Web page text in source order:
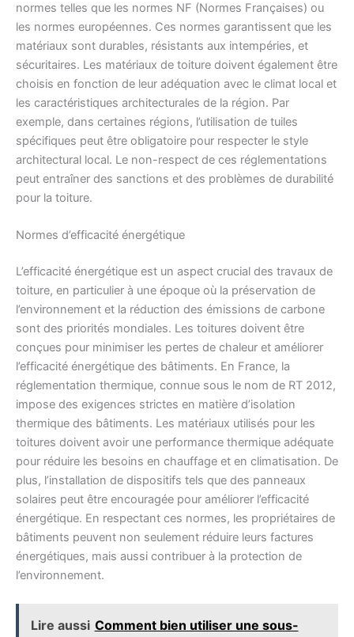
normes telles que les normes NF (Normes Françaises) ou
les normes européennes. Ces normes garantissent que les
matériaux sont durables, résistants aux intempéries, et
sécuritaires. Les matériaux de toiture doivent également être
choisis en fonction de leur adéquation avec le climat local et
les caractéristiques architecturales de la région. Par
exemple, dans certaines régions, l’utilisation de tuiles
spécifiques peut être obligatoire pour respecter le style
architectural local. Le non-respect de ces réglementations
peut entraîner des sanctions et des problèmes de durabilité
pour la toiture.
Normes d’efficacité énergétique
L’efficacité énergétique est un aspect crucial des travaux de
toiture, en particulier à une époque où la préservation de
l’environnement et la réduction des émissions de carbone
sont des priorités mondiales. Les toitures doivent être
conçues pour minimiser les pertes de chaleur et améliorer
l’efficacité énergétique des bâtiments. En France, la
réglementation thermique, connue sous le nom de RT 2012,
impose des exigences strictes en matière d’isolation
thermique des bâtiments. Les matériaux utilisés pour les
toitures doivent avoir une performance thermique adéquate
pour réduire les besoins en chauffage et en climatisation. De
plus, l’installation de dispositifs tels que des panneaux
solaires peut être encouragée pour améliorer l’efficacité
énergétique. En respectant ces normes, les propriétaires de
bâtiments peuvent non seulement réduire leurs factures
énergétiques, mais aussi contribuer à la protection de
l’environnement.
Lire aussi Comment bien utiliser une sous-